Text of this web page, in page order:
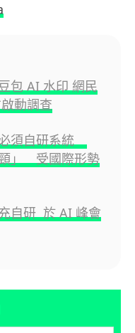
包 AI 水印 網民
動調查
必須自研系統
」 受國際形勢
自研 於 AI 峰會